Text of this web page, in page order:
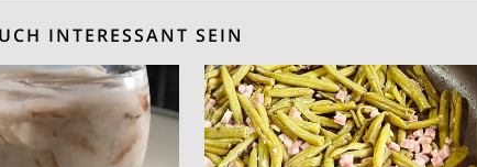
INTERESSANT SEIN